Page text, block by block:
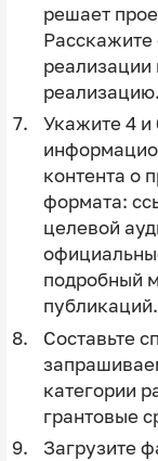
решает
Расскажите
реализации
Укажите 4 и
контента о
формата:
целевой
подробный
публикаций.
Составьте
категории
грантовые
Загрузите